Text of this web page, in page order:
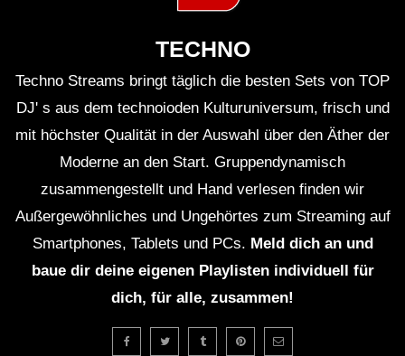
TECHNO
Techno Streams bringt täglich die besten Sets von TOP
DJ' s aus dem technoioden Kulturuniversum, frisch und
mit höchster Qualität in der Auswahl über den Äther der
Moderne an den Start. Gruppendynamisch
zusammengestellt und Hand verlesen finden wir
Außergewöhnliches und Ungehörtes zum Streaming auf
Smartphones, Tablets und PCs. Meld dich an und
baue dir deine eigenen Playlisten individuell für
dich, für alle, zusammen!